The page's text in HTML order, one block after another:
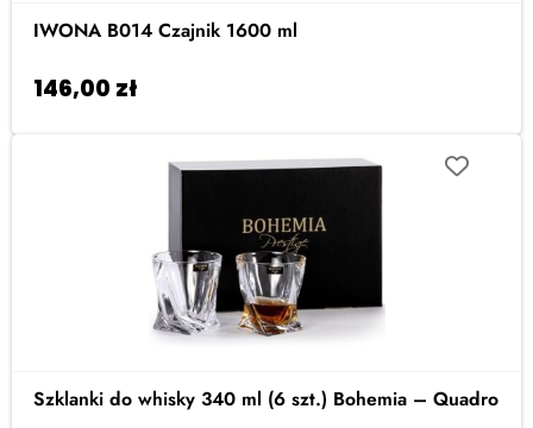
IWONA B014 Czajnik 1600 ml
146,00 zł
Szklanki do whisky 340 ml (6 szt.) Bohemia – Quadro